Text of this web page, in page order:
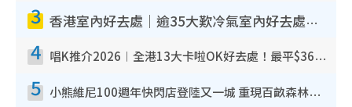
3 香港室內好去處｜逾35大歎冷氣室內好去處推介 室內活動免費避雨無懼落雨
4 唱K推介2026︱全港13大卡啦OK好去處！最平$36起 日文K都有！(附地址+收費詳情)
5 小熊維尼100週年快閃店登陸又一城 重現百畝森林經典場景／獨家限定盲盒登場／專屬DIY香水